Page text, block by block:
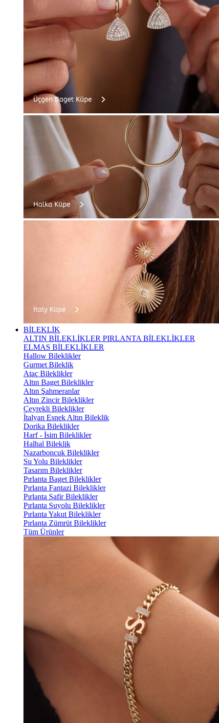
BİLEKLİK
ALTIN BİLEKLİKLER PIRLANTA BİLEKLİKLER
ELMAS BİLEKLİKLER
Hallow Bileklikler
Gurmet Bileklik
Ataç Bileklikler
Altın Baget Bileklikler
Altın Şahmeranlar
Altın Zincir Bileklikler
Çeyrekli Bileklikler
İtalyan Esnek Altın Bileklik
Dorika Bileklikler
Harf - İsim Bileklikler
Halhal Bileklik
Nazarboncuk Bileklikler
Su Yolu Bileklikler
Tasarım Bileklikler
Pırlanta Baget Bileklikler
Pırlanta Fantazi Bileklikler
Pırlanta Safir Bileklikler
Pırlanta Suyolu Bileklikler
Pırlanta Yakut Bileklikler
Pırlanta Zümrüt Bileklikler
Tüm Ürünler